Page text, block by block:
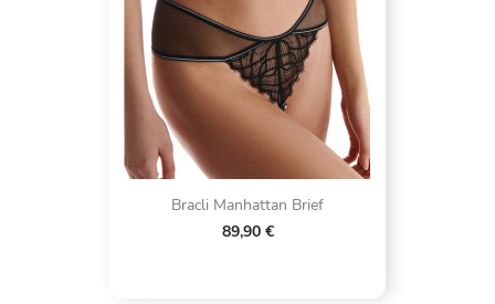
Bracli Manhattan Brief
89,90 €